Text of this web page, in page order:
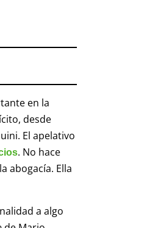
en la
desde
El apelativo
. No hace
abogacía. Ella
a algo